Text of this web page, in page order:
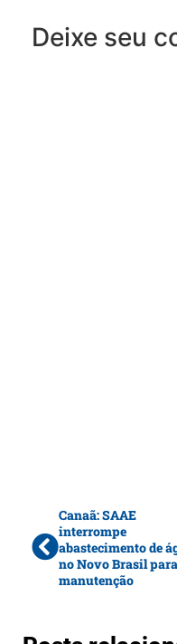
Deixe seu
Canaã: SAAE
interrompe
abastecimento de
no Novo Brasil para
manutenção